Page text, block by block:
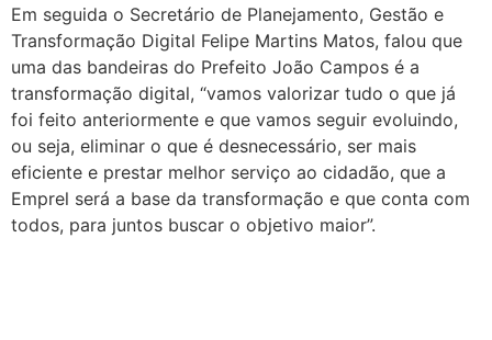
Em seguida o Secretário de Planejamento, Gestão e
Transformação Digital Felipe Martins Matos, falou que
uma das bandeiras do Prefeito João Campos é a
transformação digital, “vamos valorizar tudo o que já
foi feito anteriormente e que vamos seguir evoluindo,
ou seja, eliminar o que é desnecessário, ser mais
eficiente e prestar melhor serviço ao cidadão, que a
Emprel será a base da transformação e que conta com
todos, para juntos buscar o objetivo maior”.